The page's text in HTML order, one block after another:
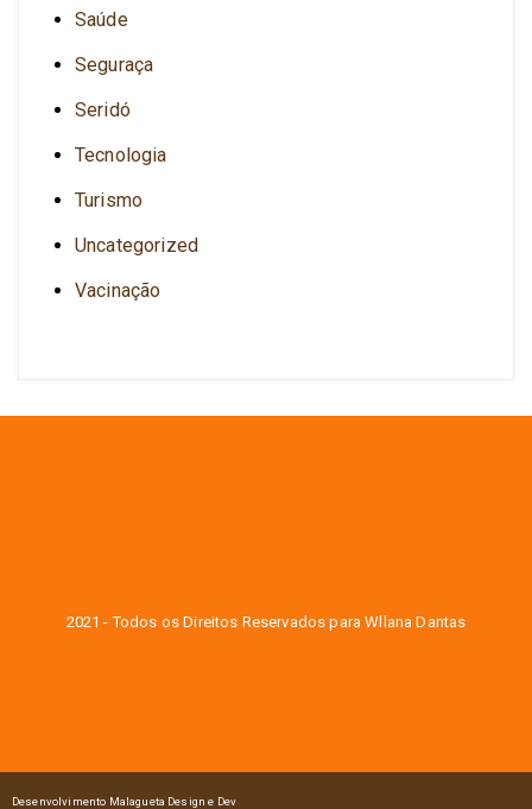
Saúde
Seguraça
Seridó
Tecnologia
Turismo
Uncategorized
Vacinação
2021 - Todos os Direitos Reservados para Wllana Dantas
Desenvolvimento Malagueta Design e Dev